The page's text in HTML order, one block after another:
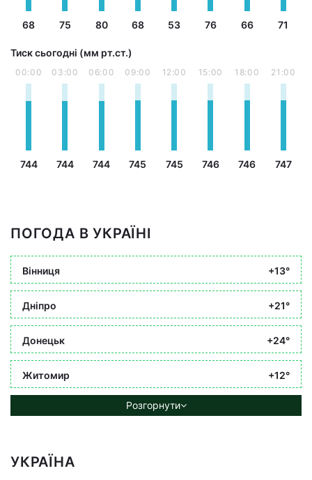
68 75 80 68 53 76 66 71
Тиск сьогодні (мм рт.ст.)
00:00
744
03:00
744
06:00
744
09:00
745
12:00
745
15:00
746
18:00
746
21:00
747
ПОГОДА В УКРАЇНІ
Вінниця +13°
Дніпро +21°
Донецьк +24°
Житомир +12°
Розгорнути
УКРАЇНА